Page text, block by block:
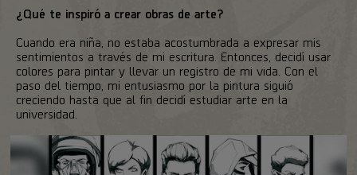
¿Qué te inspiró a crear obras de arte?
Cuando era niña, no estaba acostumbrada a expresar mis
sentimientos a través de mi escritura. Entonces, decidí usar
colores para pintar y llevar un registro de mi vida. Con el
paso del tiempo, mi entusiasmo por la pintura siguió
creciendo hasta que al fin decidí estudiar arte en la
universidad.